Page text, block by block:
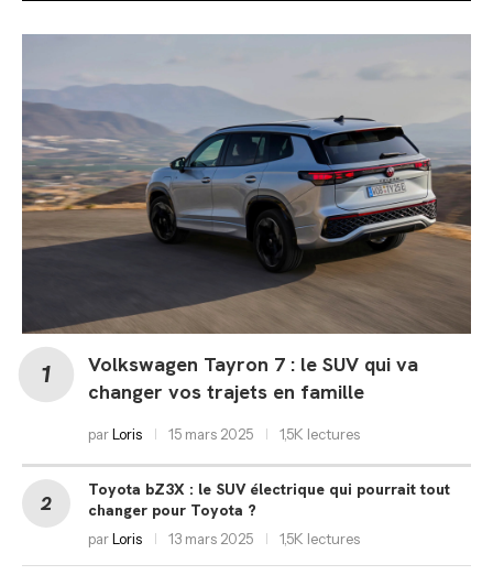
Volkswagen Tayron 7 : le SUV qui va
changer vos trajets en famille
parLoris 15 mars 2025 1,5K lectures
Toyota bZ3X : le SUV électrique qui pourrait tout
changer pour Toyota ?
parLoris 13 mars 2025 1,5K lectures